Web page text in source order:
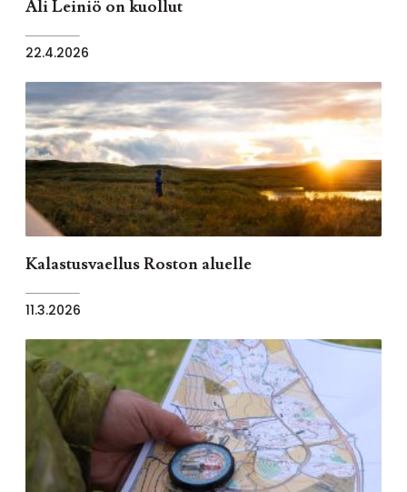
Ali Leiniö on kuollut
22.4.2026
Kalastusvaellus Roston aluelle
11.3.2026